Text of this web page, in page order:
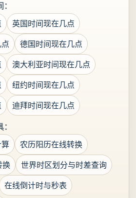
英国时间现在几点
德国时间现在几点
澳大利亚时间现在几点
纽约时间现在几点
迪拜时间现在几点
农历阳历在线转换
换
世界时区划分与时差查询
在线倒计时与秒表